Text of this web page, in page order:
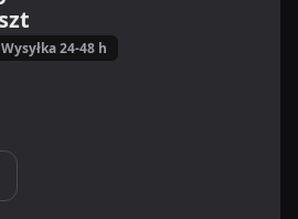
Wysyłka 24-48 h